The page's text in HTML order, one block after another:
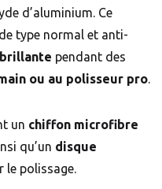
d’aluminium. Ce
type normal et anti-
pendant des
ou au polisseur pro.
un chiffon microfibre
qu’un disque
le polissage.